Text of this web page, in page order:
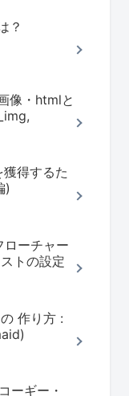
？
像・htmlと
得するた
)
ーチャー
トの設定
作り方 :
ーギー・